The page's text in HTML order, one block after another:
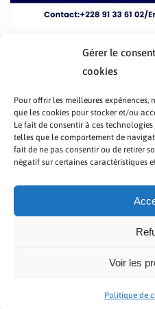
Gérer le
cookies
Pour offrir les meilleures
que les cookies pour stocker et/ou
Le fait de consentir à ces
telles que le comportement de
fait de ne pas consentir ou de retirer
négatif sur certaines caractéristiques
Voir les
Politique de
PRÉSENTATION
Copyright © 2023 TOUT